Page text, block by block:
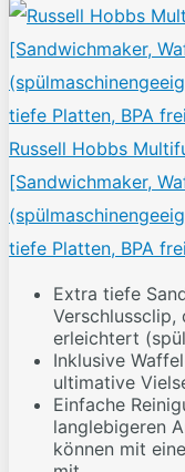
Russell Hobbs
[Sandwichmaker,
tiefe Platten, BPA
Extra tiefe
Verschlussclip,
erleichtert
Inklusive
ultimative
Einfache
langlebigeren
können mit